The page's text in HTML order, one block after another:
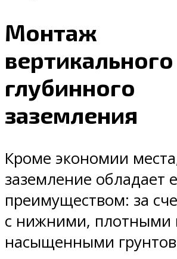
Монтаж
вертикального
глубинного
заземления
Кроме экономии
заземление обладает
преимуществом: за
с нижними, плотными
насыщенными